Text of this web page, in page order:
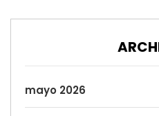
mayo 2026